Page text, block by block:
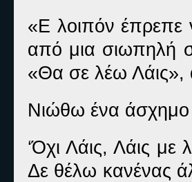
«Ε λοιπόν έπρεπε
από μια σιωπηλή
«Θα σε λέω Λάις»,
Νιώθω ένα άσχημο
‘Όχι Λάις, Λάις με
Δε θέλω κανένας